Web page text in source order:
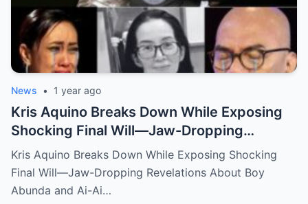
News • 1 year ago
Kris Aquino Breaks Down While Exposing
Shocking Final Will—Jaw-Dropping
Revelations About Boy Abunda and Ai-Ai
Delas Alas Leave Fans Speechless!
Kris Aquino Breaks Down While Exposing Shocking
Final Will—Jaw-Dropping Revelations About Boy
Abunda and Ai-Ai…